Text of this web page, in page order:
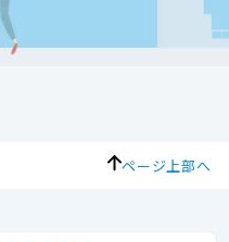
ページ上部へ